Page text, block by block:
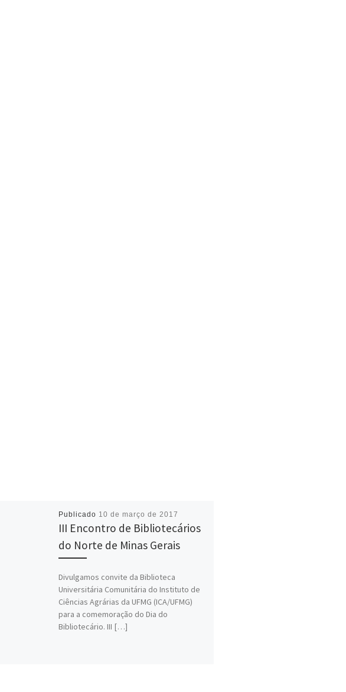
Publicado 10 de março de 2017
III Encontro de Bibliotecários
do Norte de Minas Gerais
Divulgamos convite da Biblioteca
Universitária Comunitária do Instituto de
Ciências Agrárias da UFMG (ICA/UFMG)
para a comemoração do Dia do
Bibliotecário. III […]